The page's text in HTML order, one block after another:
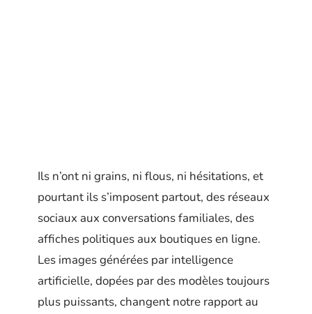
Ils n’ont ni grains, ni flous, ni hésitations, et
pourtant ils s’imposent partout, des réseaux
sociaux aux conversations familiales, des
affiches politiques aux boutiques en ligne.
Les images générées par intelligence
artificielle, dopées par des modèles toujours
plus puissants, changent notre rapport au